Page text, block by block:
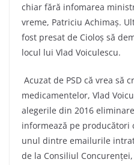
chiar fără infomarea
vreme, Patriciu Achimaș.
fost presat de Cioloș să
locul lui Vlad Voiculescu.
Acuzat de PSD că vrea să
medicamentelor, Vlad
alegerile din 2016
informează pe producători
unul dintre emailurile
de la Consiliul Concurenței,